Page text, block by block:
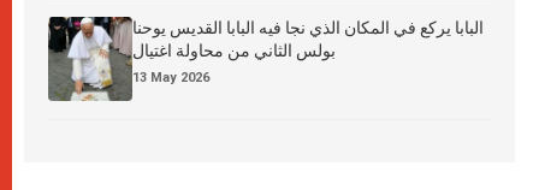
البابا يركع في المكان الذي نجا فيه البابا القديس يوحنا
بولس الثاني من محاولة اغتيال
13 May 2026